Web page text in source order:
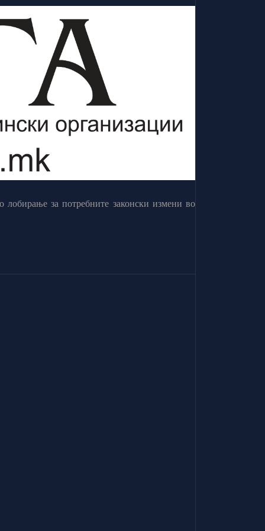
за потребните законски измени во